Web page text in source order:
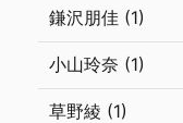
鎌沢朋佳 (1)
小山玲奈 (1)
草野綾 (1)